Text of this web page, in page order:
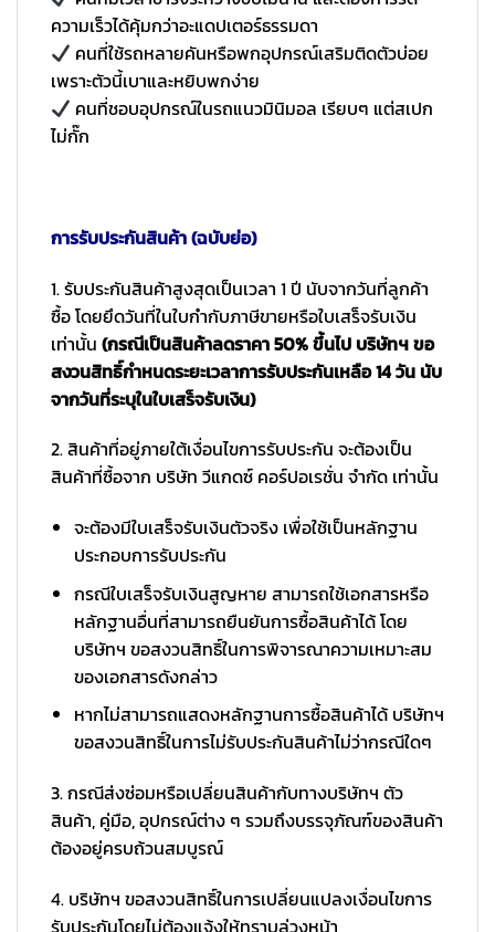
ความเร็วได้คุ้มกว่าอะแดปเตอร์ธรรมดา
คนที่ใช้รถหลายคันหรือพกอุปกรณ์เสริมติดตัวบ่อย
เพราะตัวนี้เบาและหยิบพกง่าย
คนที่ชอบอุปกรณ์ในรถแนวมินิมอล เรียบๆ แต่สเปก
ไม่กั๊ก
การรับประกันสินค้า (ฉบับย่อ)
1. รับประกันสินค้าสูงสุดเป็นเวลา 1 ปี นับจากวันที่ลูกค้า
ซื้อ โดยยึดวันที่ในใบกำกับภาษีขายหรือใบเสร็จรับเงิน
เท่านั้น (กรณีเป็นสินค้าลดราคา 50% ขึ้นไป บริษัทฯ ขอ
สงวนสิทธิ์กำหนดระยะเวลาการรับประกันเหลือ 14 วัน นับ
จากวันที่ระบุในใบเสร็จรับเงิน)
2. สินค้าที่อยู่ภายใต้เงื่อนไขการรับประกัน จะต้องเป็น
สินค้าที่ซื้อจาก บริษัท วีแกดซ์ คอร์ปอเรชั่น จำกัด เท่านั้น
จะต้องมีใบเสร็จรับเงินตัวจริง เพื่อใช้เป็นหลักฐาน
ประกอบการรับประกัน
กรณีใบเสร็จรับเงินสูญหาย สามารถใช้เอกสารหรือ
หลักฐานอื่นที่สามารถยืนยันการซื้อสินค้าได้ โดย
บริษัทฯ ขอสงวนสิทธิ์ในการพิจารณาความเหมาะสม
ของเอกสารดังกล่าว
หากไม่สามารถแสดงหลักฐานการซื้อสินค้าได้ บริษัทฯ
ขอสงวนสิทธิ์ในการไม่รับประกันสินค้าไม่ว่ากรณีใดๆ
3. กรณีส่งซ่อมหรือเปลี่ยนสินค้ากับทางบริษัทฯ ตัว
สินค้า, คู่มือ, อุปกรณ์ต่าง ๆ รวมถึงบรรจุภัณฑ์ของสินค้า
ต้องอยู่ครบถ้วนสมบูรณ์
4. บริษัทฯ ขอสงวนสิทธิ์ในการเปลี่ยนแปลงเงื่อนไขการ
รับประกันโดยไม่ต้องแจ้งให้ทราบล่วงหน้า